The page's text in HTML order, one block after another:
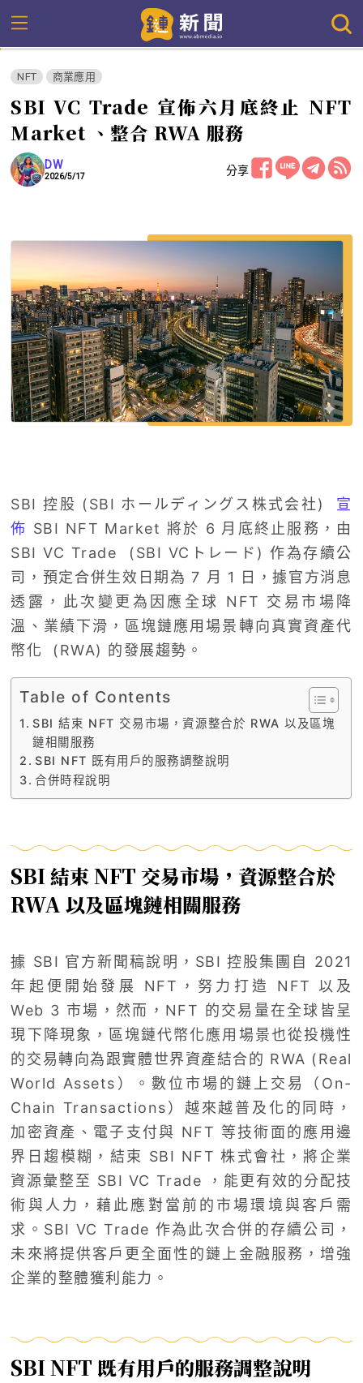
NFT 商業應用
SBI VC Trade 宣佈六月底終止 NFT
Market 、整合 RWA 服務
DW
2026/5/17 分享
SBI 控股 (SBI ホールディングス株式会社) 宣
佈 SBI NFT Market 將於 6 月底終止服務，由
SBI VC Trade (SBI VCトレード) 作為存續公
司，預定合併生效日期為 7 月 1 日，據官方消息
透露，此次變更為因應全球 NFT 交易市場降
溫、業績下滑，區塊鏈應用場景轉向真實資產代
幣化 (RWA) 的發展趨勢。
Table of Contents
SBI 結束 NFT 交易市場，資源整合於 RWA 以及區塊
鏈相關服務
SBI NFT 既有用戶的服務調整說明
合併時程說明
SBI 結束 NFT 交易市場，資源整合於
RWA 以及區塊鏈相關服務
據 SBI 官方新聞稿說明，SBI 控股集團自 2021
年起便開始發展 NFT，努力打造 NFT 以及
Web 3 市場，然而，NFT 的交易量在全球皆呈
現下降現象，區塊鏈代幣化應用場景也從投機性
的交易轉向為跟實體世界資產結合的 RWA (Real
World Assets）。數位市場的鏈上交易（On-
Chain Transactions）越來越普及化的同時，
加密資產、電子支付與 NFT 等技術面的應用邊
界日趨模糊，結束 SBI NFT 株式會社，將企業
資源彙整至 SBI VC Trade ，能更有效的分配技
術與人力，藉此應對當前的市場環境與客戶需
求。SBI VC Trade 作為此次合併的存續公司，
未來將提供客戶更全面性的鏈上金融服務，增強
企業的整體獲利能力。
SBI NFT 既有用戶的服務調整說明